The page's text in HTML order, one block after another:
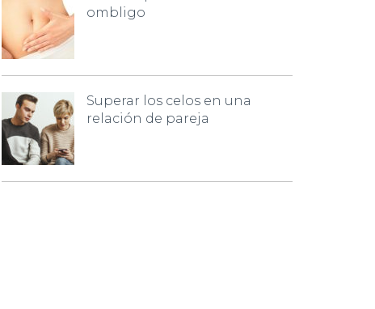
ombligo
Superar los celos en una
relación de pareja